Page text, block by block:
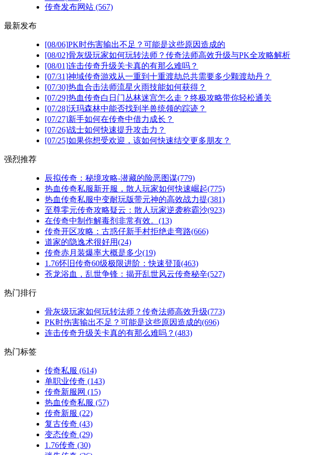
传奇发布网站 (567)
最新发布
[08/06]PK时伤害输出不足？可能是这些原因造成的
[08/02]骨灰级玩家如何玩转法师？传奇法师高效升级与PK全攻略解析
[08/01]连击传奇升级关卡真的有那么难吗？
[07/31]神域传奇游戏从一重到十重渡劫总共需要多少颗渡劫丹？
[07/30]热血合击法师流星火雨技能如何获得？
[07/29]热血传奇白日门丛林迷宫怎么走？终极攻略带你轻松通关
[07/28]沃玛森林中能否找到半兽统领的踪迹？
[07/27]新手如何在传奇中借力成长？
[07/26]战士如何快速提升攻击力？
[07/25]如果你想受欢迎，该如何快速结交更多朋友？
强烈推荐
辰拟传奇：秘境攻略-潜藏的险恶图谋(779)
热血传奇私服新开服，散人玩家如何快速崛起(775)
热血传奇私服中变耐玩版带元神的高效战力提(381)
至尊零元传奇攻略疑云：散人玩家逆袭称霸沙(923)
在传奇中制作解毒剂非常有效。(13)
传奇开区攻略：古惑仔新手村拒绝走弯路(666)
道家的隐逸术很好用(24)
传奇赤月装爆率大概是多少(19)
1.76怀旧传奇60级极限进阶：快速登顶(463)
苍龙浴血，乱世争锋：揭开乱世风云传奇秘辛(527)
热门排行
骨灰级玩家如何玩转法师？传奇法师高效升级(773)
PK时伤害输出不足？可能是这些原因造成的(696)
连击传奇升级关卡真的有那么难吗？(483)
热门标签
传奇私服 (614)
单职业传奇 (143)
传奇新服网 (15)
热血传奇私服 (57)
传奇新服 (22)
复古传奇 (43)
变态传奇 (29)
1.76传奇 (30)